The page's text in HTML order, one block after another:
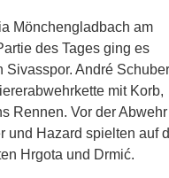
Mönchengladbach am
des Tages ging es
André
mit Korb,
Rennen. Vor der Abwehr
und Hazard spielten auf
Hrgota und Drmić.